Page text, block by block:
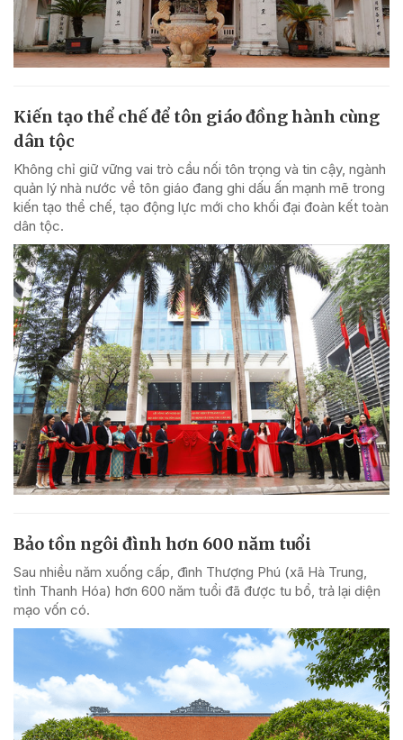
Kiến tạo thể chế để tôn giáo đồng hành cùng
dân tộc
Không chỉ giữ vững vai trò cầu nối tôn trọng và tin cậy, ngành
quản lý nhà nước về tôn giáo đang ghi dấu ấn mạnh mẽ trong
kiến tạo thể chế, tạo động lực mới cho khối đại đoàn kết toàn
dân tộc.
Bảo tồn ngôi đình hơn 600 năm tuổi
Sau nhiều năm xuống cấp, đình Thượng Phú (xã Hà Trung,
tỉnh Thanh Hóa) hơn 600 năm tuổi đã được tu bổ, trả lại diện
mạo vốn có.